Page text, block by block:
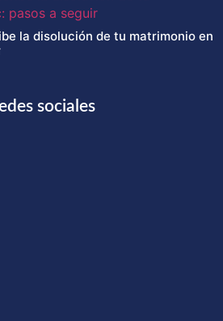
la disolución de tu matrimonio en
sociales